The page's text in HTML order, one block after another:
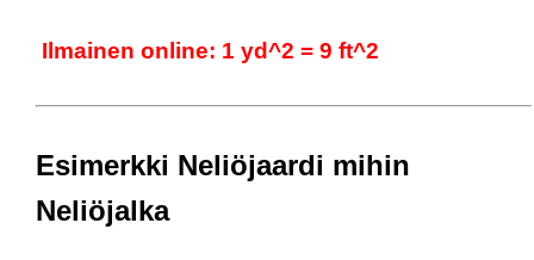
Ilmainen online: 1 yd^2 = 9 ft^2
Esimerkki Neliöjaardi mihin
Neliöjalka